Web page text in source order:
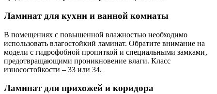
Ламинат для кухни и ванной комнаты
В помещениях с повышенной влажностью необходимо
использовать влагостойкий ламинат. Обратите внимание на
модели с гидрофобной пропиткой и специальными замками‚
предотвращающими проникновение влаги. Класс
износостойкости – 33 или 34.
Ламинат для прихожей и коридора